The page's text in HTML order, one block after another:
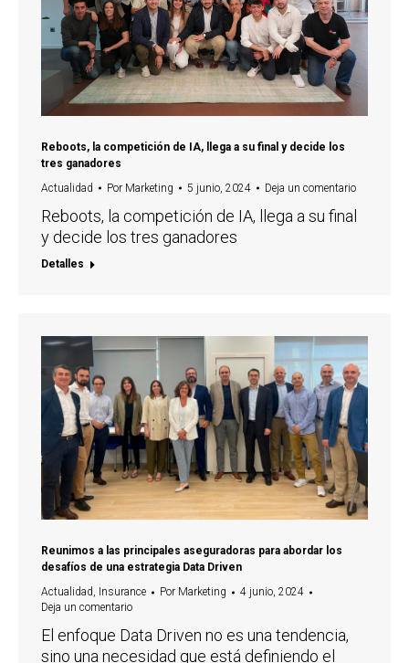
Reboots, la competición de IA, llega a su final y decide los
tres ganadores
Actualidad
Por Marketing 5 junio, 2024 Deja un comentario
Reboots, la competición de IA, llega a su final
y decide los tres ganadores
Detalles
Reunimos a las principales aseguradoras para abordar los
desafíos de una estrategia Data Driven
Actualidad, Insurance Por Marketing
4 junio, 2024
Deja un comentario
El enfoque Data Driven no es una tendencia,
sino una necesidad que está definiendo el